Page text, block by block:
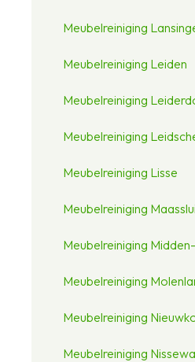
Meubelreiniging
Meubelreiniging Leiden
Meubelreiniging
Meubelreiniging
Meubelreiniging Lisse
Meubelreiniging
Meubelreiniging
Meubelreiniging
Meubelreiniging
Meubelreiniging